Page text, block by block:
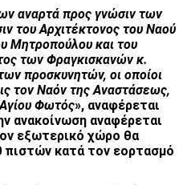
αναρτά προς γνώσιν των
του Αρχιτέκτονος του Ναού
Μητροπούλου και του
των Φραγκισκανών κ.
προσκυνητών, οι οποίοι
τον Ναόν της Αναστάσεως,
Φωτός», αναφέρεται
ανακοίνωση αναφέρεται
εξωτερικό χώρο θα
πιστών κατά τον εορτασμό